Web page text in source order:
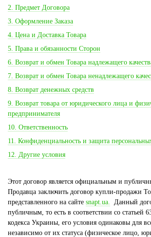
2. Предмет Договора
3. Оформление Заказа
4. Цена и Доставка Товара
5. Права и обязанности Сторон
6. Возврат и обмен Товара надлежащего
7. Возврат и обмен Товара ненадлежащего
8. Возврат денежных средств
9. Возврат товара от юридического лица и
предпринимателя
10. Ответственность
11. Конфиденциальность и защита
12. Другие условия
Этот договор является официальным и
Продавца заключить договор купли-продажи
представленного на сайте snapt.ua. Данный
публичным, то есть в соответствии со статьей
кодекса Украины, его условия одинаковы для
независимо от их статуса (физическое лицо,